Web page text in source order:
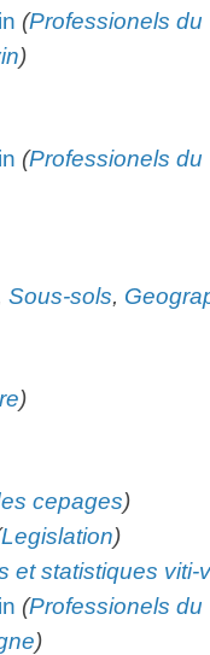
(Professionels du
)
(Professionels du
Sous-sols,
)
cepages)
Legislation)
et statistiques viti-
(Professionels du
)